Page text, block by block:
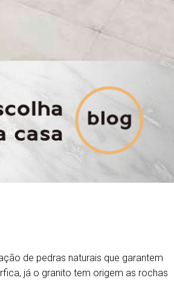
de pedras naturais que garantem
já o granito tem origem as rochas